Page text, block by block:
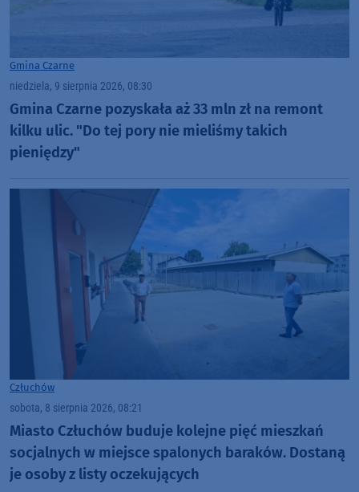
Gmina Czarne
niedziela, 9 sierpnia 2026, 08:30
Gmina Czarne pozyskała aż 33 mln zł na remont
kilku ulic. "Do tej pory nie mieliśmy takich
pieniędzy"
Człuchów
sobota, 8 sierpnia 2026, 08:21
Miasto Człuchów buduje kolejne pięć mieszkań
socjalnych w miejsce spalonych baraków. Dostaną
je osoby z listy oczekujących